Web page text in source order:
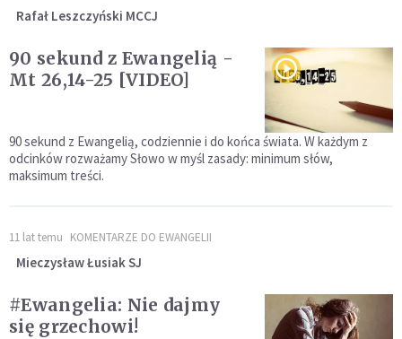
Rafał Leszczyński MCCJ
90 sekund z Ewangelią -
Mt 26,14-25 [VIDEO]
90 sekund z Ewangelią, codziennie i do końca świata. W każdym z
odcinków rozważamy Słowo w myśl zasady: minimum słów,
maksimum treści.
11 lat temu KOMENTARZE DO EWANGELII
Mieczysław Łusiak SJ
#Ewangelia: Nie dajmy
się grzechowi!